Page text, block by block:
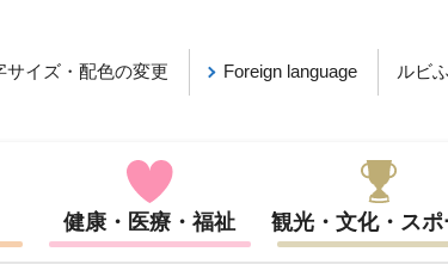
サイズ・配色の変更 Foreign language ルビ
健康・医療・福祉 観光・文化・スポ